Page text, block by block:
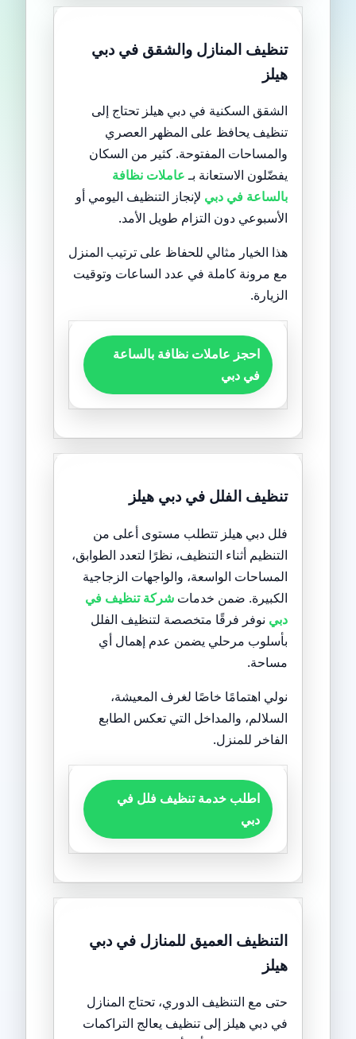
تنظيف المنازل والشقق في دبي
هيلز
الشقق السكنية في دبي هيلز تحتاج إلى
تنظيف يحافظ على المظهر العصري
والمساحات المفتوحة. كثير من السكان
يفضّلون الاستعانة بـعاملات نظافة
بالساعة في دبي لإنجاز التنظيف اليومي أو
الأسبوعي دون التزام طويل الأمد.
هذا الخيار مثالي للحفاظ على ترتيب المنزل
مع مرونة كاملة في عدد الساعات وتوقيت
الزيارة.
احجز عاملات نظافة بالساعة
في دبي
تنظيف الفلل في دبي هيلز
فلل دبي هيلز تتطلب مستوى أعلى من
التنظيم أثناء التنظيف، نظرًا لتعدد الطوابق،
المساحات الواسعة، والواجهات الزجاجية
الكبيرة. ضمن خدمات شركة تنظيف في
دبي نوفر فرقًا متخصصة لتنظيف الفلل
بأسلوب مرحلي يضمن عدم إهمال أي
مساحة.
نولي اهتمامًا خاصًا لغرف المعيشة،
السلالم، والمداخل التي تعكس الطابع
الفاخر للمنزل.
اطلب خدمة تنظيف فلل في
دبي
التنظيف العميق للمنازل في دبي
هيلز
حتى مع التنظيف الدوري، تحتاج المنازل
في دبي هيلز إلى تنظيف يعالج التراكمات